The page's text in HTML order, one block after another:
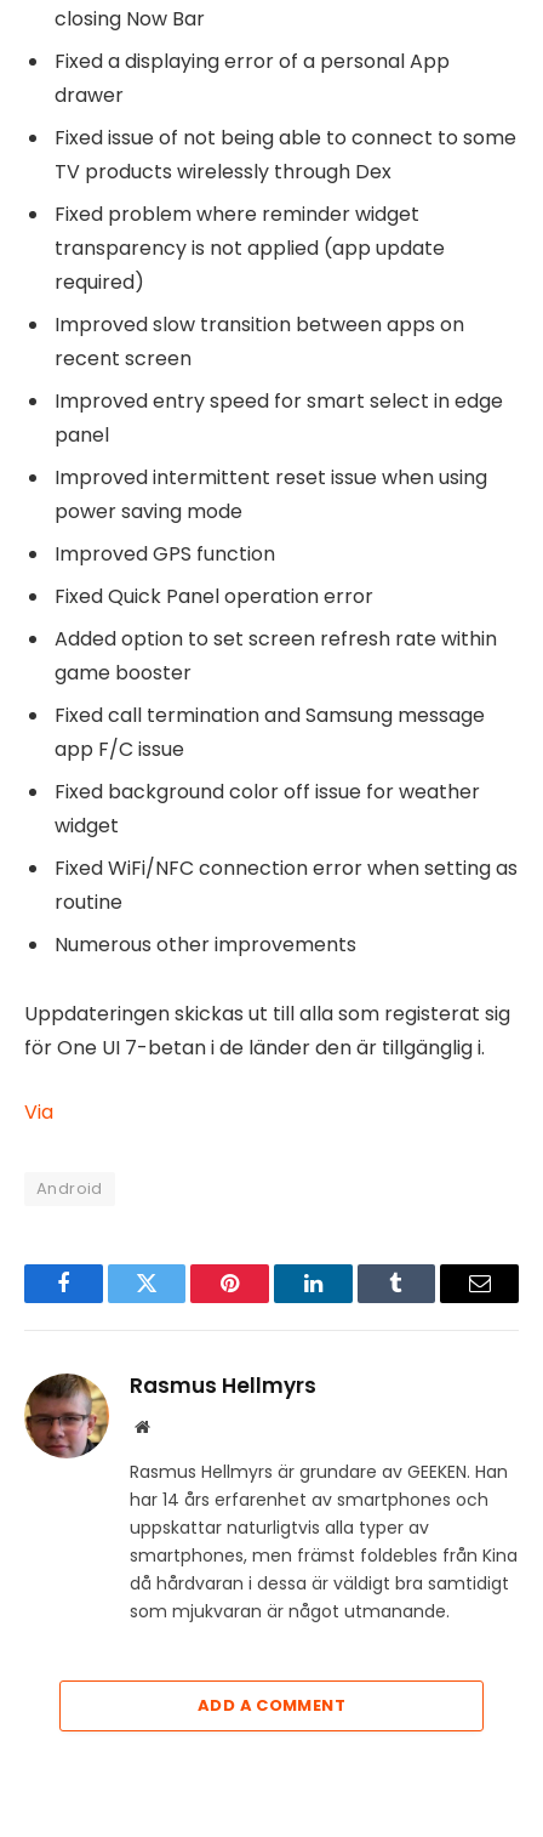
closing Now Bar
Fixed a displaying error of a personal App
drawer
Fixed issue of not being able to connect to some
TV products wirelessly through Dex
Fixed problem where reminder widget
transparency is not applied (app update
required)
Improved slow transition between apps on
recent screen
Improved entry speed for smart select in edge
panel
Improved intermittent reset issue when using
power saving mode
Improved GPS function
Fixed Quick Panel operation error
Added option to set screen refresh rate within
game booster
Fixed call termination and Samsung message
app F/C issue
Fixed background color off issue for weather
widget
Fixed WiFi/NFC connection error when setting as
routine
Numerous other improvements
Uppdateringen skickas ut till alla som registerat sig
för One UI 7-betan i de länder den är tillgänglig i.
Via
Android
FacebookTwitter Pinterest LinkedInTumblr Email
Rasmus Hellmyrs
Website
Rasmus Hellmyrs är grundare av GEEKEN. Han
har 14 års erfarenhet av smartphones och
uppskattar naturligtvis alla typer av
smartphones, men främst foldebles från Kina
då hårdvaran i dessa är väldigt bra samtidigt
som mjukvaran är något utmanande.
ADD A COMMENT